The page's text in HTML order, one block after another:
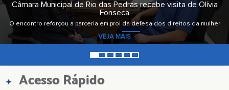
Câmara realiza evento de entrega de Títulos de Cidadão
Riopedrense a homenageados
Ao todo, 21 munícipes foram contemplados com o título
VEJA MAIS
Acesso Rápido